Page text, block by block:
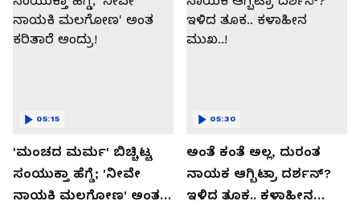
'ಮಂಚದ ಮರ್ಮ' ಬಿಚ್ಚಿಟ್ಟ
ಸಂಯುಕ್ತಾ ಹೆಗ್ಡೆ; 'ನೀವೇ
ನಾಯಕಿ ಮಲಗೋಣ' ಅಂತ
05:15
ಅಂತೆ ಕಂತೆ ಅಲ್ಲ, ದುರಂತ
ನಾಯಕ ಆಗ್ಬಿಟ್ರಾ ದರ್ಶನ್?
ಇಳಿದ ತೂಕ.. ಕಳಾಹೀನ
05:30